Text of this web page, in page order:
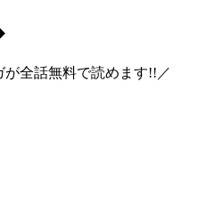
が全話無料で読めます!!／